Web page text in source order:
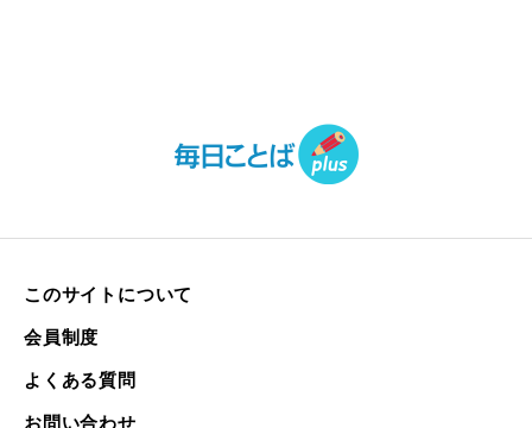
このサイトについて
会員制度
よくある質問
お問い合わせ